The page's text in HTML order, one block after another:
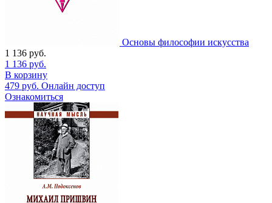
Основы философии искусства
1 136 руб.
1 136 руб.
В корзину
479 руб. Онлайн доступ
Ознакомиться